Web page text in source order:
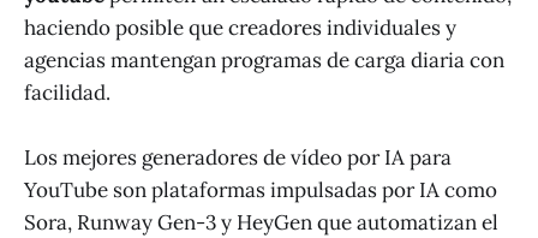
haciendo posible que creadores individuales y
agencias mantengan programas de carga diaria con
facilidad.
Los mejores generadores de vídeo por IA para
YouTube son plataformas impulsadas por IA como
Sora, Runway Gen-3 y HeyGen que automatizan el